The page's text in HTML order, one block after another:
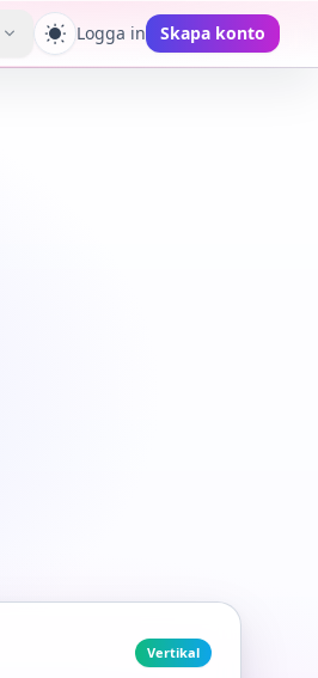
Växla tema
Logga in Skapa konto
Vertikal